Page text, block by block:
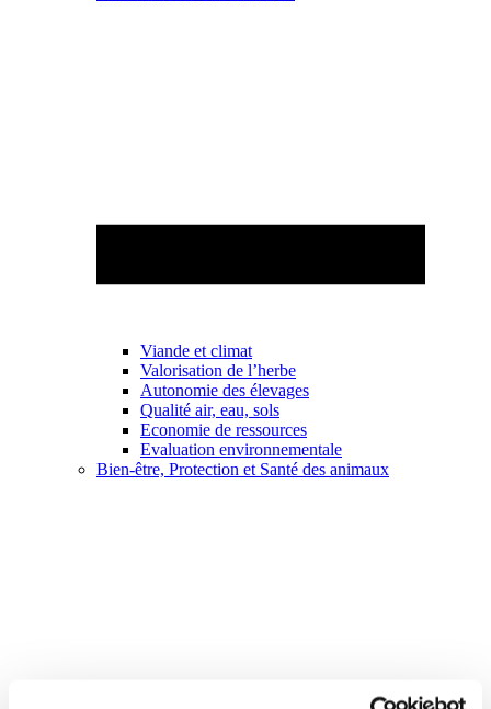
Viande et climat
Valorisation de l’herbe
Autonomie des élevages
Qualité air, eau, sols
Economie de ressources
Evaluation environnementale
Bien-être, Protection et Santé des animaux